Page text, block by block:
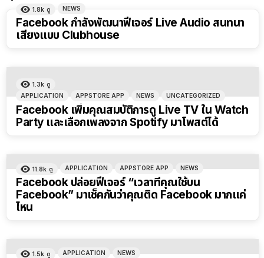
1.8k ดู NEWS
Facebook กำลังพัฒนาฟีเจอร์ Live Audio สนทนา
เสียงแบบ Clubhouse
1.3k ดู
APPLICATION
APPSTORE APP NEWS UNCATEGORIZED
Facebook เพิ่มคุณสมบัติการดู Live TV ใน Watch
Party และเลือกเพลงจาก Spotify มาโพสต์ได้
11.8k ดู APPLICATION APPSTORE APP NEWS
Facebook ปล่อยฟีเจอร์ “เวลาที่คุณใช้บน
Facebook” มาเช็คกันว่าคุณติด Facebook มากแค่
ไหน
1.5k ดู APPLICATION NEWS